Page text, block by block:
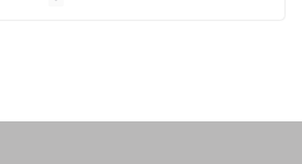
կբողոքարկի Գարեգին